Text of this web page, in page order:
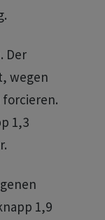
Der
wegen
1,3
1,9